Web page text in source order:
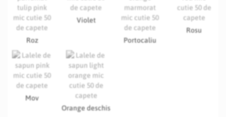
Roz
Violet
Portocaliu
Rosu
Mov
Orange deschis